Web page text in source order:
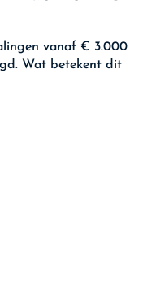
vanaf € 3.000
Wat betekent dit